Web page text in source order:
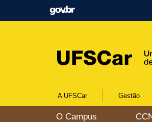
A UFSCar Gestão
O Campus